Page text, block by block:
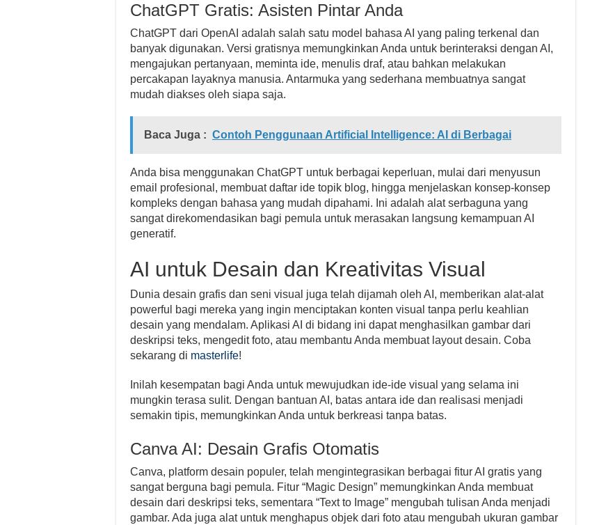
ChatGPT Gratis: Asisten Pintar Anda
ChatGPT dari OpenAI adalah salah satu model bahasa AI yang paling terkenal dan
banyak digunakan. Versi gratisnya memungkinkan Anda untuk berinteraksi dengan AI,
mengajukan pertanyaan, meminta ide, menulis draf, atau bahkan melakukan
percakapan layaknya manusia. Antarmuka yang sederhana membuatnya sangat
mudah diakses oleh siapa saja.
Baca Juga : Contoh Penggunaan Artificial Intelligence: AI di Berbagai
Anda bisa menggunakan ChatGPT untuk berbagai keperluan, mulai dari menyusun
email profesional, membuat daftar ide topik blog, hingga menjelaskan konsep-konsep
kompleks dengan bahasa yang mudah dipahami. Ini adalah alat serbaguna yang
sangat direkomendasikan bagi pemula untuk merasakan langsung kemampuan AI
generatif.
AI untuk Desain dan Kreativitas Visual
Dunia desain grafis dan seni visual juga telah dijamah oleh AI, memberikan alat-alat
powerful bagi mereka yang ingin menciptakan konten visual tanpa perlu keahlian
desain yang mendalam. Aplikasi AI di bidang ini dapat menghasilkan gambar dari
deskripsi teks, mengedit foto, atau membantu Anda membuat layout desain. Coba
sekarang di masterlife!
Inilah kesempatan bagi Anda untuk mewujudkan ide-ide visual yang selama ini
mungkin terasa sulit. Dengan bantuan AI, batas antara ide dan realisasi menjadi
semakin tipis, memungkinkan Anda untuk berkreasi tanpa batas.
Canva AI: Desain Grafis Otomatis
Canva, platform desain populer, telah mengintegrasikan berbagai fitur AI gratis yang
sangat berguna bagi pemula. Fitur “Magic Design” memungkinkan Anda membuat
desain dari deskripsi teks, sementara “Text to Image” mengubah tulisan Anda menjadi
gambar. Ada juga alat untuk menghapus objek dari foto atau mengubah ukuran gambar